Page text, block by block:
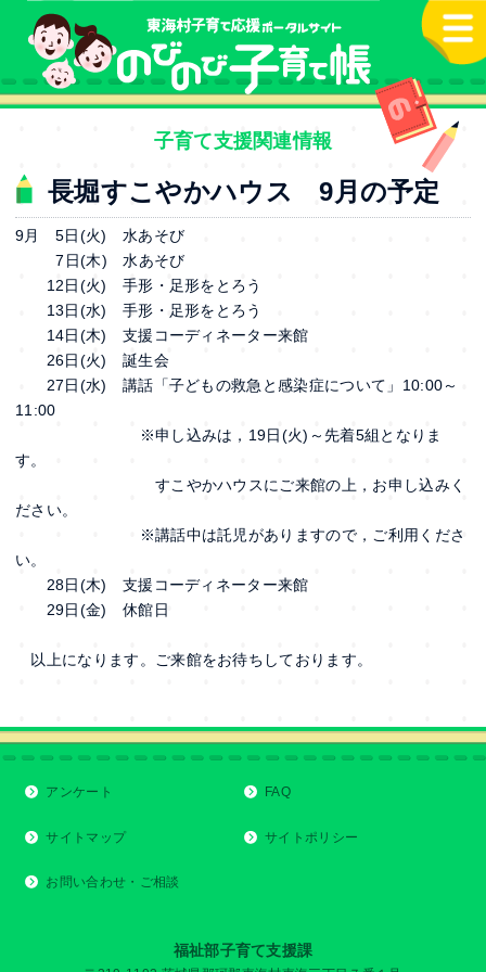
本文へ
子育て支援関連情報
長堀すこやかハウス 9月の予定
9月 5日(火) 水あそび
7日(木) 水あそび
12日(火) 手形・足形をとろう
13日(水) 手形・足形をとろう
14日(木) 支援コーディネーター来館
26日(火) 誕生会
27日(水) 講話「子どもの救急と感染症について」10:00～
11:00
※申し込みは，19日(火)～先着5組となりま
す。
すこやかハウスにご来館の上，お申し込みく
ださい。
※講話中は託児がありますので，ご利用くださ
い。
28日(木) 支援コーディネーター来館
29日(金) 休館日
以上になります。ご来館をお待ちしております。
アンケート FAQ
サイトマップ サイトポリシー
お問い合わせ・ご相談
福祉部子育て支援課